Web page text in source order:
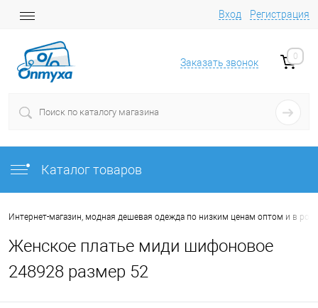
Вход Регистрация
Заказать звонок
0
Каталог товаров
Интернет-магазин, модная дешевая одежда по низким ценам оптом и в
Женское платье миди шифоновое
248928 размер 52